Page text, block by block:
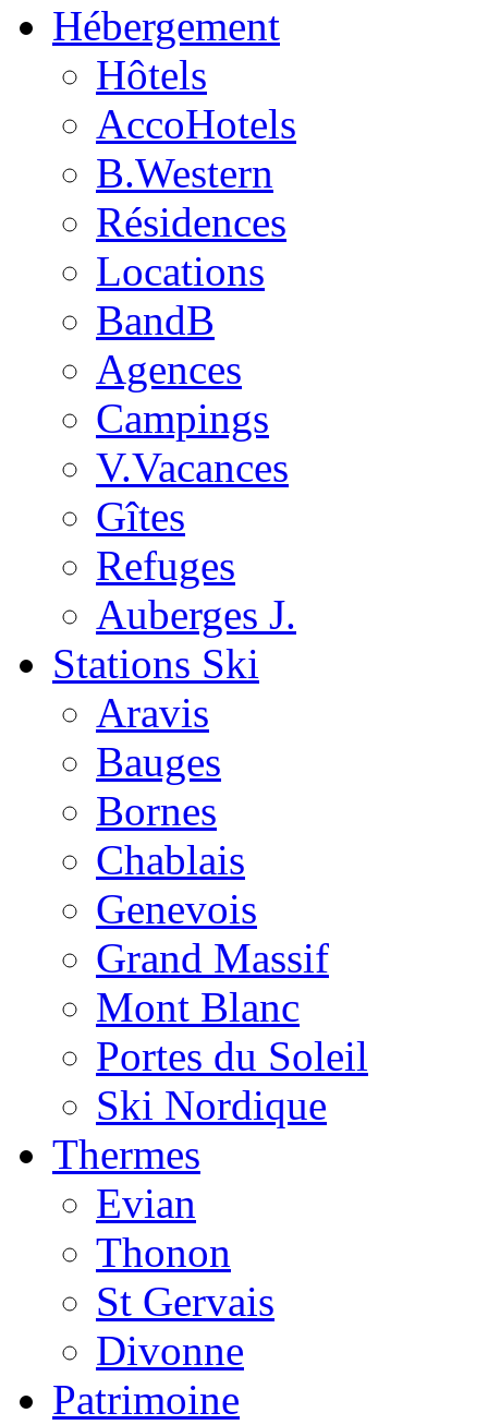
Hébergement
Hôtels
AccoHotels
B.Western
Résidences
Locations
BandB
Agences
Campings
V.Vacances
Gîtes
Refuges
Auberges J.
Stations Ski
Aravis
Bauges
Bornes
Chablais
Genevois
Grand Massif
Mont Blanc
Portes du Soleil
Ski Nordique
Thermes
Evian
Thonon
St Gervais
Divonne
Patrimoine